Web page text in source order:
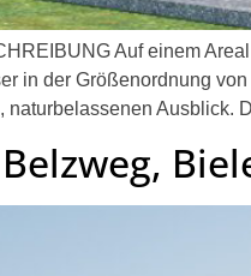
Auf einem
in der Größenordnung
naturbelassenen Ausblick.